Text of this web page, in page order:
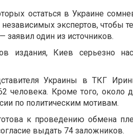
остаться в Украине
независимых экспертов, чтобы
один из источников.
издания, Киев серьезно
Украины в ТКГ
человека. Кроме того, около
по политическим мотивам.
к проведению обмена
выдать 74 заложников.